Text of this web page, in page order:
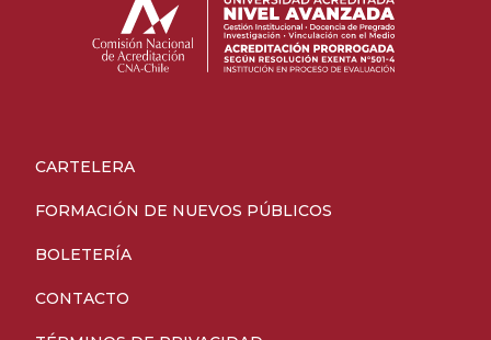
CARTELERA
FORMACIÓN DE NUEVOS PÚBLICOS
BOLETERÍA
CONTACTO